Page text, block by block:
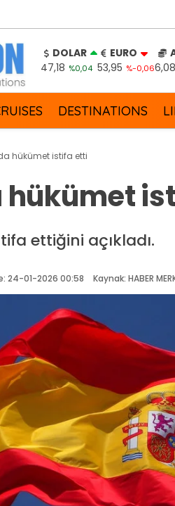
DOLAR
47,18 %0,04
EURO
53,95 %-0,06
DESTINATIONS
hükümet istifa etti
hükümet
ettiğini açıkladı.
24-01-2026 00:58 Kaynak: HABER